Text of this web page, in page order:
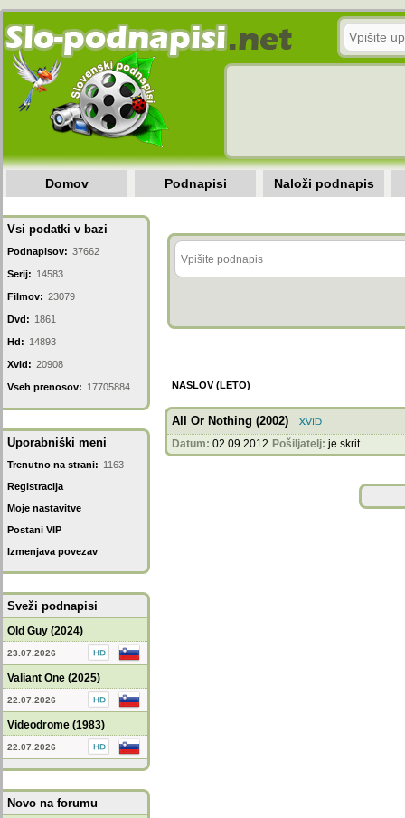
Domov Podnapisi Naloži podnapis
Vsi podatki v bazi
Podnapisov: 37662
Serij: 14583
Filmov: 23079
Dvd: 1861
Hd: 14893
Xvid: 20908
Vseh prenosov: 17705884
Uporabniški meni
Trenutno na strani: 1163
Registracija
Moje nastavitve
Postani VIP
Izmenjava povezav
Sveži podnapisi
Old Guy (2024)
23.07.2026
Valiant One (2025)
22.07.2026
Videodrome (1983)
22.07.2026
Novo na forumu
NASLOV (LETO)
All Or Nothing (2002)
Datum: 02.09.2012 Pošiljatelj: je skrit